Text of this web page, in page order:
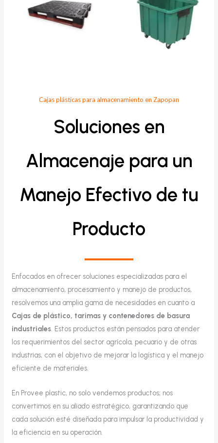
Cajas plásticas para almacenamiento en Zapopan
Soluciones en
Almacenaje para un
Manejo Efectivo de tu
Producto
Enfocados en ofrecer soluciones especializadas para el
almacenamiento, procesamiento y manejo de productos,
resolvemos una amplia gama de necesidades en cuanto a
Cajas de plástico, tarimas y contenedores de basura
industriales. Estos productos están pensados para atender
los requerimientos del sector agrícola, pecuario y de otras
industrias, con el objetivo de mejorar la logística y el manejo
eficiente de materiales.
En Provee plastic, no solo vendemos productos; nos
convertimos en su aliado estratégico, garantizando que
cada solución esté diseñada para impulsar la productividad y
la eficiencia en su operación.